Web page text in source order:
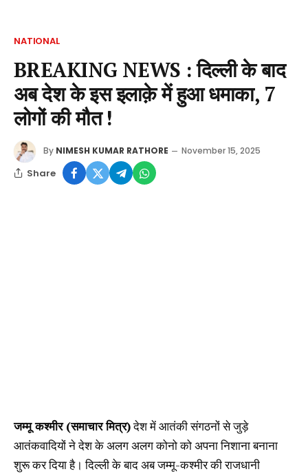
NATIONAL
BREAKING NEWS : दिल्ली के बाद
अब देश के इस इलाक़े में हुआ धमाका, 7
लोगों की मौत !
By NIMESH KUMAR RATHORE November 15, 2025
Share
जम्मू कश्मीर (समाचार मित्र)देश में आतंकी संगठनों से जुड़े
आतंकवादियों ने देश के अलग अलग कोनो को अपना निशाना बनाना
शुरू कर दिया है। दिल्ली के बाद अब जम्मू-कश्मीर की राजधानी